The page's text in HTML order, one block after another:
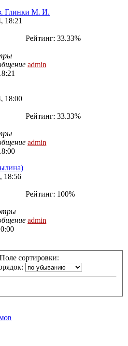
Глинки М. И.
18:21
Рейтинг: 33.33%
admin
18:00
Рейтинг: 33.33%
admin
18:56
Рейтинг: 100%
admin
Поле сортировки: